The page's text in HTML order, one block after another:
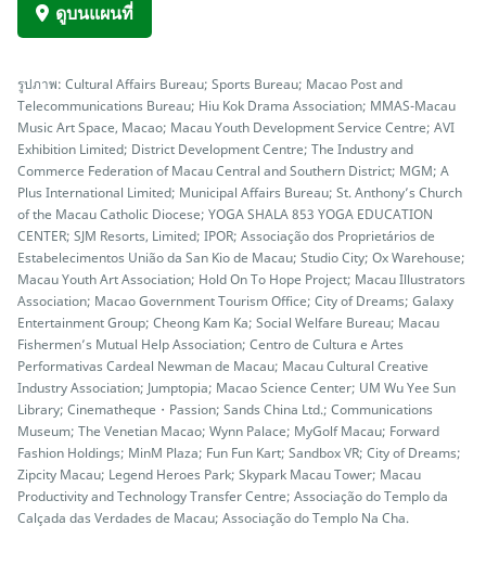
ดูบนแผนที่
รูปภาพ: Cultural Affairs Bureau; Sports Bureau; Macao Post and
Telecommunications Bureau; Hiu Kok Drama Association; MMAS-Macau
Music Art Space, Macao; Macau Youth Development Service Centre; AVI
Exhibition Limited; District Development Centre; The Industry and
Commerce Federation of Macau Central and Southern District; MGM; A
Plus International Limited; Municipal Affairs Bureau; St. Anthony’s Church
of the Macau Catholic Diocese; YOGA SHALA 853 YOGA EDUCATION
CENTER; SJM Resorts, Limited; IPOR; Associação dos Proprietários de
Estabelecimentos União da San Kio de Macau; Studio City; Ox Warehouse;
Macau Youth Art Association; Hold On To Hope Project; Macau Illustrators
Association; Macao Government Tourism Office; City of Dreams; Galaxy
Entertainment Group; Cheong Kam Ka; Social Welfare Bureau; Macau
Fishermen’s Mutual Help Association; Centro de Cultura e Artes
Performativas Cardeal Newman de Macau; Macau Cultural Creative
Industry Association; Jumptopia; Macao Science Center; UM Wu Yee Sun
Library; Cinematheque・Passion; Sands China Ltd.; Communications
Museum; The Venetian Macao; Wynn Palace; MyGolf Macau; Forward
Fashion Holdings; MinM Plaza; Fun Fun Kart; Sandbox VR; City of Dreams;
Zipcity Macau; Legend Heroes Park; Skypark Macau Tower; Macau
Productivity and Technology Transfer Centre; Associação do Templo da
Calçada das Verdades de Macau; Associação do Templo Na Cha.